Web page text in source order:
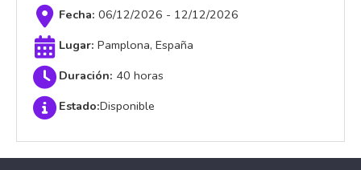
06/12/2026 - 12/12/2026
Pamplona, España
40 horas
Estado:Disponible